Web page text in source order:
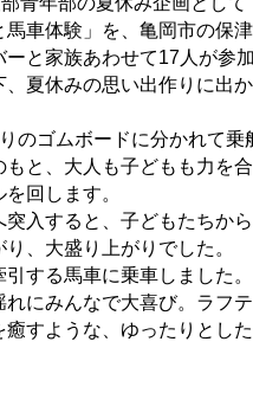
馬車体験」を、亀岡市の保津
ーと家族あわせて17人が参
、夏休みの思い出作りに出か
のゴムボードに分かれて乗
もと、大人も子どもも力を合
回します。
入すると、子どもたちから
、大盛り上がりでした。
する馬車に乗車しました。
にみんなで大喜び。ラフテ
すような、ゆったりとした